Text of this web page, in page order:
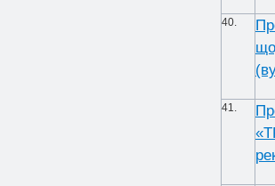
40.
41.